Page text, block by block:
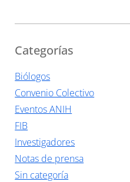
Categorías
Biólogos
Convenio Colectivo
Eventos ANIH
FIB
Investigadores
Notas de prensa
Sin categoría